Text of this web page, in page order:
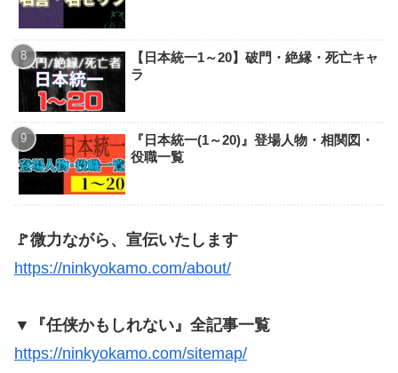
【日本統一1～20】破門・絶縁・死亡キャ
ラ
『日本統一(1～20)』登場人物・相関図・
役職一覧
🚩微力ながら、宣伝いたします
https://ninkyokamo.com/about/
▼『任侠かもしれない』全記事一覧
https://ninkyokamo.com/sitemap/